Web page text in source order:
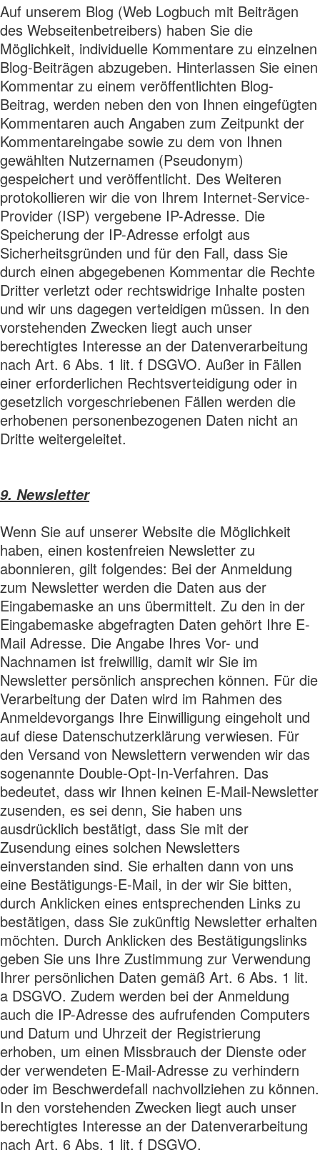
Auf unserem Blog (Web Logbuch mit Beiträgen
des Webseitenbetreibers) haben Sie die
Möglichkeit, individuelle Kommentare zu einzelnen
Blog-Beiträgen abzugeben. Hinterlassen Sie einen
Kommentar zu einem veröffentlichten Blog-
Beitrag, werden neben den von Ihnen eingefügten
Kommentaren auch Angaben zum Zeitpunkt der
Kommentareingabe sowie zu dem von Ihnen
gewählten Nutzernamen (Pseudonym)
gespeichert und veröffentlicht. Des Weiteren
protokollieren wir die von Ihrem Internet-Service-
Provider (ISP) vergebene IP-Adresse. Die
Speicherung der IP-Adresse erfolgt aus
Sicherheitsgründen und für den Fall, dass Sie
durch einen abgegebenen Kommentar die Rechte
Dritter verletzt oder rechtswidrige Inhalte posten
und wir uns dagegen verteidigen müssen. In den
vorstehenden Zwecken liegt auch unser
berechtigtes Interesse an der Datenverarbeitung
nach Art. 6 Abs. 1 lit. f DSGVO. Außer in Fällen
einer erforderlichen Rechtsverteidigung oder in
gesetzlich vorgeschriebenen Fällen werden die
erhobenen personenbezogenen Daten nicht an
Dritte weitergeleitet.
9. Newsletter
Wenn Sie auf unserer Website die Möglichkeit
haben, einen kostenfreien Newsletter zu
abonnieren, gilt folgendes: Bei der Anmeldung
zum Newsletter werden die Daten aus der
Eingabemaske an uns übermittelt. Zu den in der
Eingabemaske abgefragten Daten gehört Ihre E-
Mail Adresse. Die Angabe Ihres Vor- und
Nachnamen ist freiwillig, damit wir Sie im
Newsletter persönlich ansprechen können. Für die
Verarbeitung der Daten wird im Rahmen des
Anmeldevorgangs Ihre Einwilligung eingeholt und
auf diese Datenschutzerklärung verwiesen. Für
den Versand von Newslettern verwenden wir das
sogenannte Double-Opt-In-Verfahren. Das
bedeutet, dass wir Ihnen keinen E-Mail-Newsletter
zusenden, es sei denn, Sie haben uns
ausdrücklich bestätigt, dass Sie mit der
Zusendung eines solchen Newsletters
einverstanden sind. Sie erhalten dann von uns
eine Bestätigungs-E-Mail, in der wir Sie bitten,
durch Anklicken eines entsprechenden Links zu
bestätigen, dass Sie zukünftig Newsletter erhalten
möchten. Durch Anklicken des Bestätigungslinks
geben Sie uns Ihre Zustimmung zur Verwendung
Ihrer persönlichen Daten gemäß Art. 6 Abs. 1 lit.
a DSGVO. Zudem werden bei der Anmeldung
auch die IP-Adresse des aufrufenden Computers
und Datum und Uhrzeit der Registrierung
erhoben, um einen Missbrauch der Dienste oder
der verwendeten E-Mail-Adresse zu verhindern
oder im Beschwerdefall nachvollziehen zu können.
In den vorstehenden Zwecken liegt auch unser
berechtigtes Interesse an der Datenverarbeitung
nach Art. 6 Abs. 1 lit. f DSGVO.